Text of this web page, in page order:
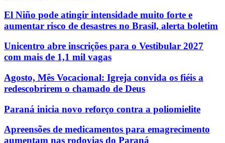
El Niño pode atingir intensidade muito forte e
aumentar risco de desastres no Brasil, alerta boletim
Unicentro abre inscrições para o Vestibular 2027
com mais de 1,1 mil vagas
Agosto, Mês Vocacional: Igreja convida os fiéis a
redescobrirem o chamado de Deus
Paraná inicia novo reforço contra a poliomielite
Apreensões de medicamentos para emagrecimento
aumentam nas rodovias do Paraná